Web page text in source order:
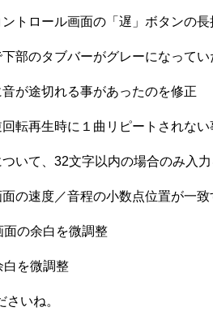
トロール画面の「遅」ボタンの
部のタブバーがグレーになってい
が途切れる事があったのを修正
転再生時に１曲リピートされな
いて、32文字以内の場合のみ入
の速度／音程の小数点位置が一
面の余白を微調整
白を微調整
いね。